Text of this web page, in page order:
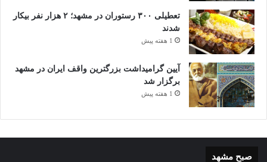
تعطیلی ۳۰۰ رستوران در مشهد؛ ۲ هزار نفر بیکار
شدند
1 هفته پیش
آیین گرامیداشت بزرگترین واقف ایران در مشهد
برگزار شد
1 هفته پیش
صبح مشهد